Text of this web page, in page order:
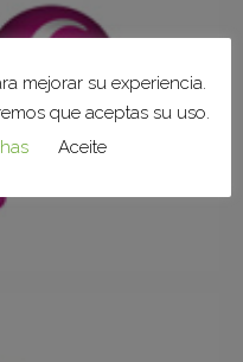
mejorar su experiencia.
que aceptas su uso.
Aceite